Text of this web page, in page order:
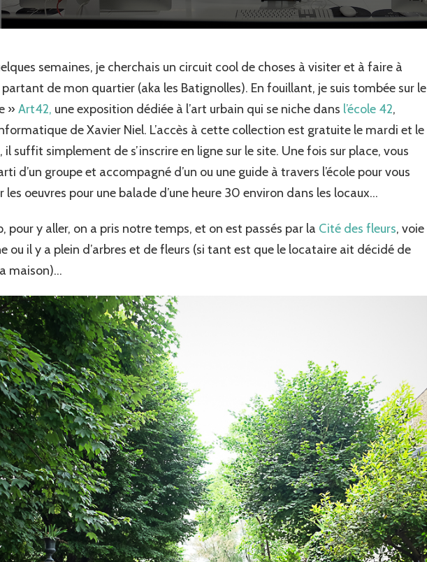
Quand
le
s’installe
une
école
parisienne…
semaines, je cherchais un circuit cool de choses à visiter et à faire à
de mon quartier (aka les Batignolles). En fouillant, je suis tombée sur le
» Art42, une exposition dédiée à l’art urbain qui se niche dans l’école 42,
de Xavier Niel. L’accès à cette collection est gratuite le mardi et le
il suffit simplement de s’inscrire en ligne sur le site. Une fois sur place, vous
d’un groupe et accompagné d’un ou une guide à travers l’école pour vous
les oeuvres pour une balade d’une heure 30 environ dans les locaux…
pour y aller, on a pris notre temps, et on est passés par la Cité des fleurs, voie
ou il y a plein d’arbres et de fleurs (si tant est que le locataire ait décidé de
maison)…